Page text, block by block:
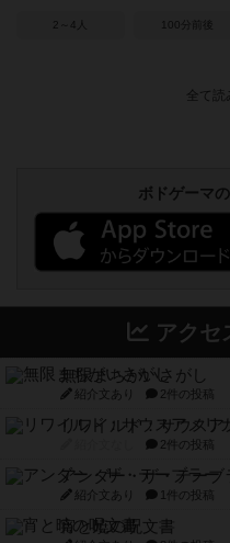
2～4人 100分前後
アクセ
リワイルド：サウス
アンダー・ザ・テーブ
紹介文あり
宵と暁の呪文書
紹介文あり 8件の投稿
セミファイナル ～お
紹介文あり